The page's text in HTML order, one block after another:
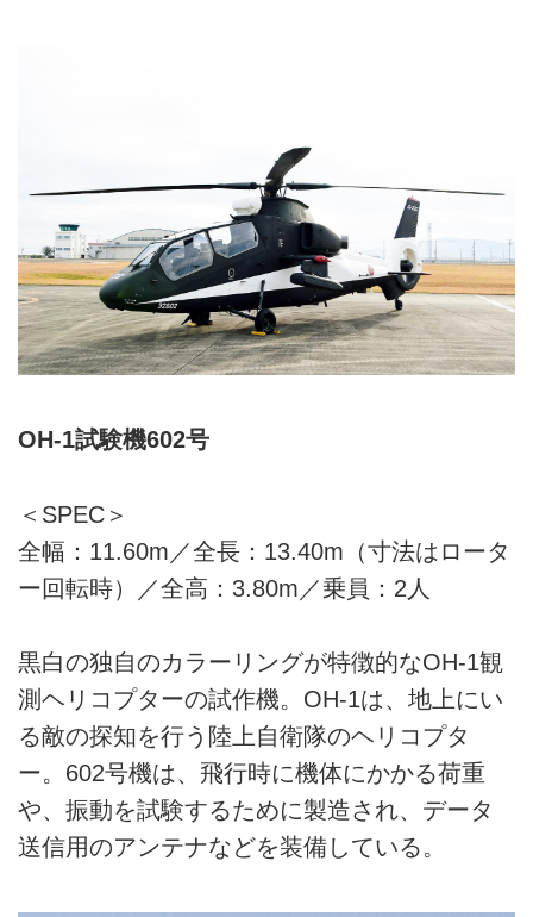
OH-1試験機602号
＜SPEC＞
全幅：11.60m／全長：13.40m（寸法はロータ
ー回転時）／全高：3.80m／乗員：2人
黒白の独自のカラーリングが特徴的なOH-1観
測ヘリコプターの試作機。OH-1は、地上にい
る敵の探知を行う陸上自衛隊のヘリコプタ
ー。602号機は、飛行時に機体にかかる荷重
や、振動を試験するために製造され、データ
送信用のアンテナなどを装備している。